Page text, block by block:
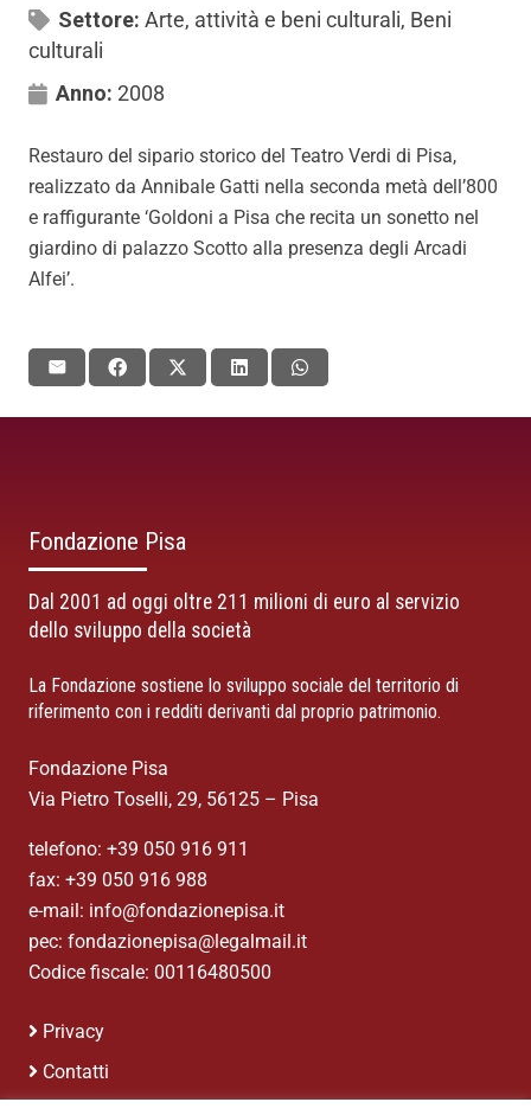
Settore: Arte, attività e beni culturali, Beni
culturali
Anno: 2008
Restauro del sipario storico del Teatro Verdi di Pisa,
realizzato da Annibale Gatti nella seconda metà dell’800
e raffigurante ‘Goldoni a Pisa che recita un sonetto nel
giardino di palazzo Scotto alla presenza degli Arcadi
Alfei’.
Fondazione Pisa
Dal 2001 ad oggi oltre 211 milioni di euro al servizio
dello sviluppo della società
La Fondazione sostiene lo sviluppo sociale del territorio di
riferimento con i redditi derivanti dal proprio patrimonio.
Fondazione Pisa
Via Pietro Toselli, 29, 56125 – Pisa
telefono: +39 050 916 911
fax: +39 050 916 988
e-mail: info@fondazionepisa.it
pec: fondazionepisa@legalmail.it
Codice fiscale: 00116480500
Privacy
Contatti